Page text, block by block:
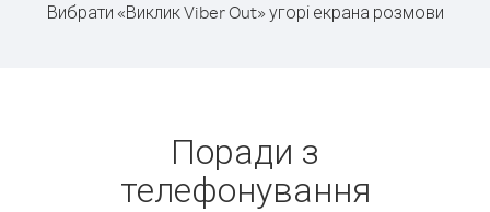
Вибрати «Виклик Viber Out» угорі екрана розмови
Поради з
телефонування